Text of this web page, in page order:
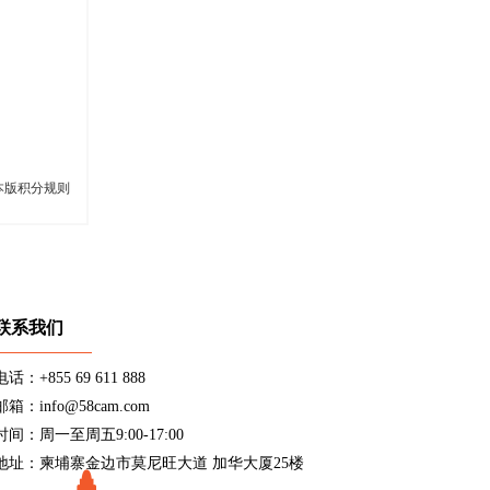
版积分规则
系我们
话：+855 69 611 888
箱：info@58cam.com
间：周一至周五9:00-17:00
址：柬埔寨金边市莫尼旺大道 加华大厦25楼